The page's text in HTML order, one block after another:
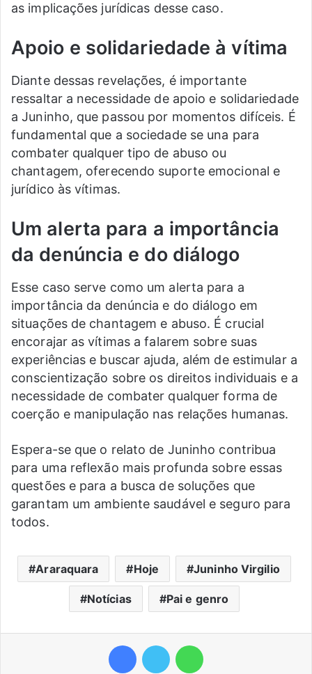
as implicações jurídicas desse caso.
Apoio e solidariedade à vítima
Diante dessas revelações, é importante
ressaltar a necessidade de apoio e solidariedade
a Juninho, que passou por momentos difíceis. É
fundamental que a sociedade se una para
combater qualquer tipo de abuso ou
chantagem, oferecendo suporte emocional e
jurídico às vítimas.
Um alerta para a importância
da denúncia e do diálogo
Esse caso serve como um alerta para a
importância da denúncia e do diálogo em
situações de chantagem e abuso. É crucial
encorajar as vítimas a falarem sobre suas
experiências e buscar ajuda, além de estimular a
conscientização sobre os direitos individuais e a
necessidade de combater qualquer forma de
coerção e manipulação nas relações humanas.
Espera-se que o relato de Juninho contribua
para uma reflexão mais profunda sobre essas
questões e para a busca de soluções que
garantam um ambiente saudável e seguro para
todos.
Araraquara Hoje Juninho Virgilio
Notícias Pai e genro
FacebookTwitter